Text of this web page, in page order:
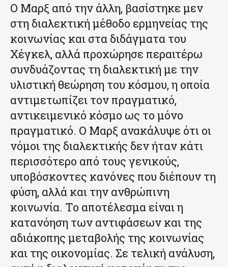
Ο Μαρξ από την άλλη, βασίστηκε μεν
στη διαλεκτική μέθοδο ερμηνείας της
κοινωνίας και στα διδάγματα του
Χέγκελ, αλλά προχώρησε περαιτέρω
συνδυάζοντας τη διαλεκτική με την
υλιστική θεώρηση του κόσμου, η οποία
αντιμετωπίζει τον πραγματικό,
αντικειμενικό κόσμο ως το μόνο
πραγματικό. Ο Μαρξ ανακάλυψε ότι οι
νόμοι της διαλεκτικής δεν ήταν κάτι
περισσότερο από τους γενικούς,
υποβόσκοντες κανόνες που διέπουν τη
φύση, αλλά και την ανθρώπινη
κοινωνία. Το αποτέλεσμα είναι η
κατανόηση των αντιφάσεων και της
αδιάκοπης μεταβολής της κοινωνίας
και της οικονομίας. Σε τελική ανάλυση,